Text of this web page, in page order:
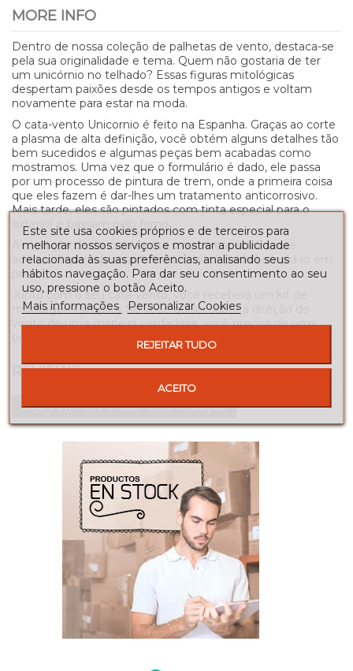
MORE INFO
Dentro de nossa coleção de palhetas de vento, destaca-se
pela sua originalidade e tema. Quem não gostaria de ter
um unicórnio no telhado? Essas figuras mitológicas
despertam paixões desde os tempos antigos e voltam
novamente para estar na moda.
O cata-vento Unicornio é feito na Espanha. Graças ao corte
a plasma de alta definição, você obtém alguns detalhes tão
bem sucedidos e algumas peças bem acabadas como
mostramos. Uma vez que o formulário é dado, ele passa
por um processo de pintura de trem, onde a primeira coisa
que eles fazem é dar-lhes um tratamento anticorrosivo.
Mais tarde, eles são pintados com tinta especial para o
exterior e passam pelo forno.
A medição deste cata-vento o torna especialmente
adequado para decorar telhados. Você pode comprá-lo em
preto.
Junto com o seu cata-vento, você receberá um kit de
montagem simples. Se você quiser saber a direção do
vento de uma maneira verdadeira, você precisa de uma
bússola para orientar a rosa dos ventos.
REVIEWS
Seja o primeiro a fazer uma avaliação!
Este site usa cookies próprios e de terceiros para
melhorar nossos serviços e mostrar a publicidade
relacionada às suas preferências, analisando seus
hábitos navegação. Para dar seu consentimento ao seu
uso, pressione o botão Aceito.
Mais informações
Personalizar Cookies
REJEITAR TUDO
ACEITO